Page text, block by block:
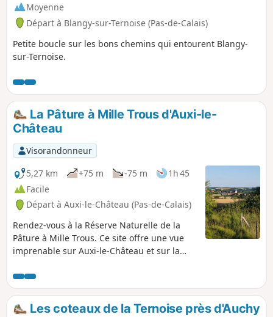
Moyenne
Départ à Blangy-sur-Ternoise (Pas-de-Calais)
Petite boucle sur les bons chemins qui entourent Blangy-
sur-Ternoise.
La Pâture à Mille Trous d'Auxi-le-
Château
Visorandonneur
5,27 km
+75 m -75 m
1h 45
Facile
Départ à Auxi-le-Château (Pas-de-Calais)
Rendez-vous à la Réserve Naturelle de la
Pâture à Mille Trous. Ce site offre une vue
imprenable sur Auxi-le-Château et sur la
un bon bol d'air. Prévoyez de bonnes
chaussures!
Les coteaux de la Ternoise près d'Auchy